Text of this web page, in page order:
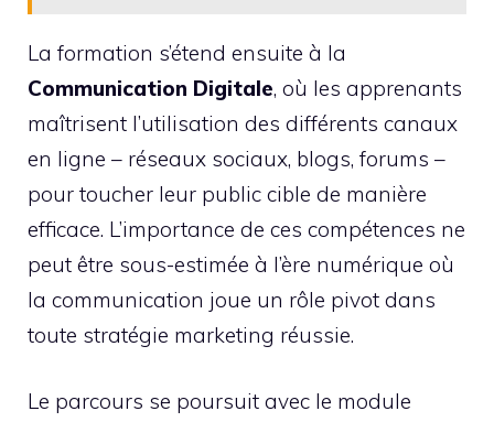
La formation s’étend ensuite à la
Communication Digitale, où les apprenants
maîtrisent l’utilisation des différents canaux
en ligne – réseaux sociaux, blogs, forums –
pour toucher leur public cible de manière
efficace. L’importance de ces compétences ne
peut être sous-estimée à l’ère numérique où
la communication joue un rôle pivot dans
toute stratégie marketing réussie.
Le parcours se poursuit avec le module